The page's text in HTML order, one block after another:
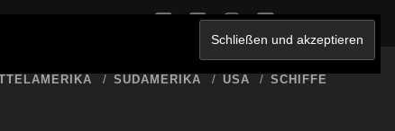
twitterfacebook
instagram
youtube
SÜDAMERIKA USA SCHIFFE